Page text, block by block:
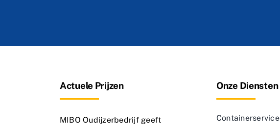
Actuele Prijzen
MIBO Oudijzerbedrijf geeft
Onze Diensten
Containerservice